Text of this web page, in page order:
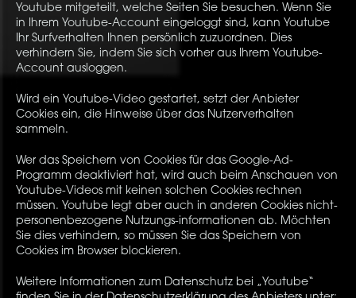
Youtube mitgeteilt, welche Seiten Sie besuchen. Wenn Sie
in Ihrem Youtube-Account eingeloggt sind, kann Youtube
Ihr Surfverhalten Ihnen persönlich zuzuordnen. Dies
verhindern Sie, indem Sie sich vorher aus Ihrem Youtube-
Account ausloggen.
Wird ein Youtube-Video gestartet, setzt der Anbieter
Cookies ein, die Hinweise über das Nutzerverhalten
sammeln.
Wer das Speichern von Cookies für das Google-Ad-
Programm deaktiviert hat, wird auch beim Anschauen von
Youtube-Videos mit keinen solchen Cookies rechnen
müssen. Youtube legt aber auch in anderen Cookies nicht-
personenbezogene Nutzungs-informationen ab. Möchten
Sie dies verhindern, so müssen Sie das Speichern von
Cookies im Browser blockieren.
Weitere Informationen zum Datenschutz bei „Youtube“